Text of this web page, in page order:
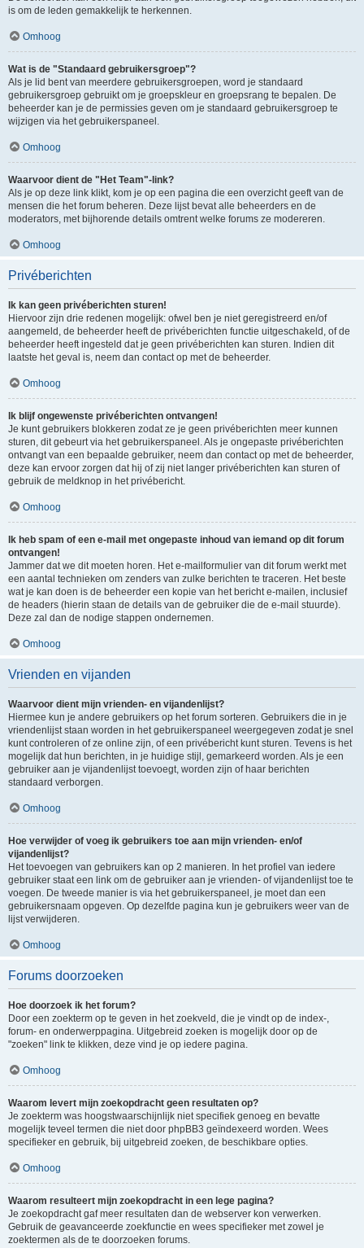
is om de leden gemakkelijk te herkennen.
Omhoog
Wat is de "Standaard gebruikersgroep"?
Als je lid bent van meerdere gebruikersgroepen, word je standaard
gebruikersgroep gebruikt om je groepskleur en groepsrang te bepalen. De
beheerder kan je de permissies geven om je standaard gebruikersgroep te
wijzigen via het gebruikerspaneel.
Omhoog
Waarvoor dient de "Het Team"-link?
Als je op deze link klikt, kom je op een pagina die een overzicht geeft van de
mensen die het forum beheren. Deze lijst bevat alle beheerders en de
moderators, met bijhorende details omtrent welke forums ze modereren.
Omhoog
Privéberichten
Ik kan geen privéberichten sturen!
Hiervoor zijn drie redenen mogelijk: ofwel ben je niet geregistreerd en/of
aangemeld, de beheerder heeft de privéberichten functie uitgeschakeld, of de
beheerder heeft ingesteld dat je geen privéberichten kan sturen. Indien dit
laatste het geval is, neem dan contact op met de beheerder.
Omhoog
Ik blijf ongewenste privéberichten ontvangen!
Je kunt gebruikers blokkeren zodat ze je geen privéberichten meer kunnen
sturen, dit gebeurt via het gebruikerspaneel. Als je ongepaste privéberichten
ontvangt van een bepaalde gebruiker, neem dan contact op met de beheerder,
deze kan ervoor zorgen dat hij of zij niet langer privéberichten kan sturen of
gebruik de meldknop in het privébericht.
Omhoog
Ik heb spam of een e-mail met ongepaste inhoud van iemand op dit forum
ontvangen!
Jammer dat we dit moeten horen. Het e-mailformulier van dit forum werkt met
een aantal technieken om zenders van zulke berichten te traceren. Het beste
wat je kan doen is de beheerder een kopie van het bericht e-mailen, inclusief
de headers (hierin staan de details van de gebruiker die de e-mail stuurde).
Deze zal dan de nodige stappen ondernemen.
Omhoog
Vrienden en vijanden
Waarvoor dient mijn vrienden- en vijandenlijst?
Hiermee kun je andere gebruikers op het forum sorteren. Gebruikers die in je
vriendenlijst staan worden in het gebruikerspaneel weergegeven zodat je snel
kunt controleren of ze online zijn, of een privébericht kunt sturen. Tevens is het
mogelijk dat hun berichten, in je huidige stijl, gemarkeerd worden. Als je een
gebruiker aan je vijandenlijst toevoegt, worden zijn of haar berichten
standaard verborgen.
Omhoog
Hoe verwijder of voeg ik gebruikers toe aan mijn vrienden- en/of
vijandenlijst?
Het toevoegen van gebruikers kan op 2 manieren. In het profiel van iedere
gebruiker staat een link om de gebruiker aan je vrienden- of vijandenlijst toe te
voegen. De tweede manier is via het gebruikerspaneel, je moet dan een
gebruikersnaam opgeven. Op dezelfde pagina kun je gebruikers weer van de
lijst verwijderen.
Omhoog
Forums doorzoeken
Hoe doorzoek ik het forum?
Door een zoekterm op te geven in het zoekveld, die je vindt op de index-,
forum- en onderwerppagina. Uitgebreid zoeken is mogelijk door op de
"zoeken" link te klikken, deze vind je op iedere pagina.
Omhoog
Waarom levert mijn zoekopdracht geen resultaten op?
Je zoekterm was hoogstwaarschijnlijk niet specifiek genoeg en bevatte
mogelijk teveel termen die niet door phpBB3 geïndexeerd worden. Wees
specifieker en gebruik, bij uitgebreid zoeken, de beschikbare opties.
Omhoog
Waarom resulteert mijn zoekopdracht in een lege pagina?
Je zoekopdracht gaf meer resultaten dan de webserver kon verwerken.
Gebruik de geavanceerde zoekfunctie en wees specifieker met zowel je
zoektermen als de te doorzoeken forums.